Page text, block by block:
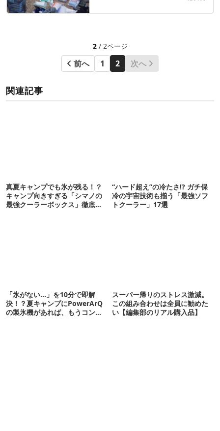
2/ 2ページ
前へ 1 2 次へ
関連記事
真夏キャンプでも氷が残る！？
キャンプ向きすぎる「シマノの
最強クーラーボックス」徹底解
“ハード超え”の冷たさ!? ガチ保
冷の宇宙技術も揃う「最強ソフ
トクーラー」17選
「氷がない…」を10分で即解
決！？夏キャンプにPowerArQ
の製氷機があれば、もうコンビ
スーパー帰りのストレス激減。
この組み合わせは全員に勧めた
い【編集部のリアル購入品】